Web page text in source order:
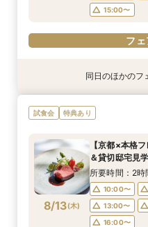
15:00〜
フ
衣装試着 特典あり
8/11(火)
【ペットと一
婚式をご提案
9:00〜
14:00〜
フェ
衣装試着 特典あり
8/11(火)
【子供と一緒
ペース付フェア
9:00〜
15:00〜
フェ
衣装試着 特典あり
8/11(火)
【予算重視の
フェア（試食付
9:00〜
15:00〜
フェ
特典あり
8/11(火)
【家族で挙式
ラン紹介フェア
9:00〜
14:00〜
16:00〜
フェ
衣装試着 特典あり
8/11(火)
【初めての見
万試食付フェア
9:00〜
14:00〜
17:00〜
フェ
衣装試着 特典あり
8/11(火)
【料理重視◎】
フェア（4万相
9:00〜
フェ
衣装試着 特典あり
8/11(火)
【ドレス試着
ドレス体験付フ
9:00〜
14:00〜
17:00〜
フェ
同日のほかのフ
試食会 特典あり
8/13(木)
【京都×本格
＆貸切邸宅見学
所要時間：2
10:00〜
13:00〜
16:00〜